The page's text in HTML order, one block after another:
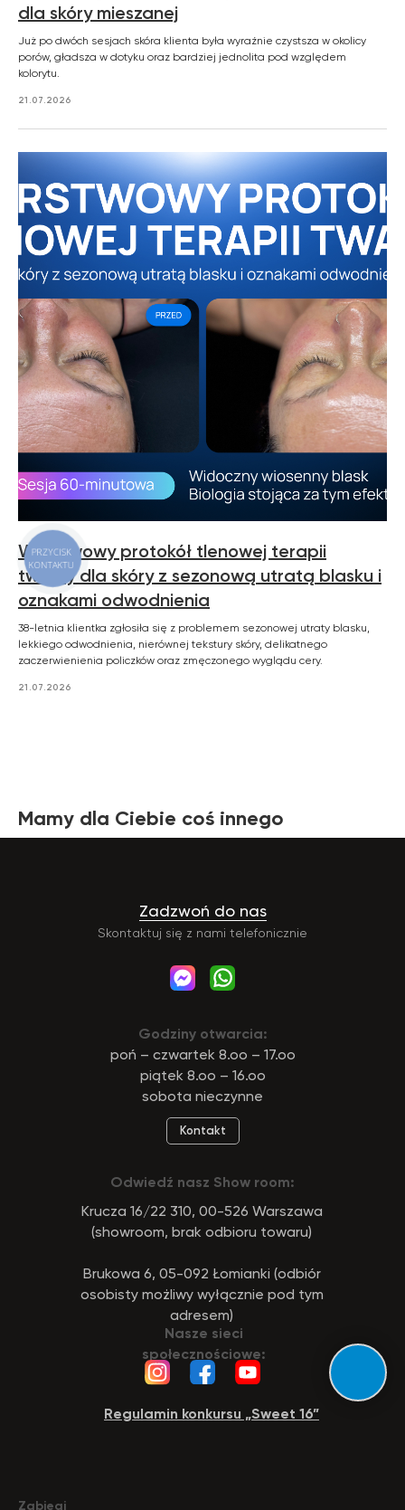
dla skóry mieszanej
Już po dwóch sesjach skóra klienta była wyraźnie czystsza w okolicy
porów, gładsza w dotyku oraz bardziej jednolita pod względem
kolorytu.
21.07.2026
Warstwowy protokół tlenowej terapii
twarzy dla skóry z sezonową utratą blasku i
oznakami odwodnienia
38-letnia klientka zgłosiła się z problemem sezonowej utraty blasku,
lekkiego odwodnienia, nierównej tekstury skóry, delikatnego
zaczerwienienia policzków oraz zmęczonego wyglądu cery.
21.07.2026
Mamy dla Ciebie coś innego
Skontaktuj się z nami telefonicznie
Zadzwoń do nas
Godziny otwarcia:
poń – czwartek 8.oo – 17.oo
piątek 8.oo – 16.oo
sobota nieczynne
Regulamin konkursu „Sweet 16”
Odwiedź nasz Show room:
Krucza 16/22 310, 00-526 Warszawa
(showroom, brak odbioru towaru)
Brukowa 6, 05-092 Łomianki (odbiór
osobisty możliwy wyłącznie pod tym
adresem)
Kontakt
Nasze sieci
społecznościowe:
Zabiegi
PRZYCISK
KONTAKTU